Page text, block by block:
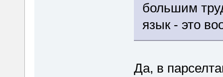
большим
язык - это
Да, в